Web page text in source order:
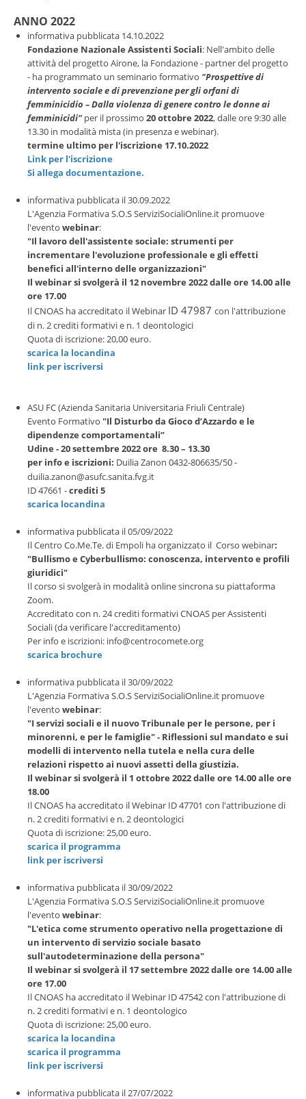
ANNO 2022
informativa pubblicata 14.10.2022
Fondazione Nazionale Assistenti Sociali: Nell'ambito delle
attività del progetto Airone, la Fondazione - partner del progetto
- ha programmato un seminario formativo "Prospettive di
intervento sociale e di prevenzione per gli orfani di
femminicidio – Dalla violenza di genere contro le donne ai
femminicidi" per il prossimo 20 ottobre 2022, dalle ore 9:30 alle
13.30 in modalità mista (in presenza e webinar).
termine ultimo per l'iscrizione 17.10.2022
Link per l'iscrizione
Si allega documentazione.
informativa pubblicata il 30.09.2022
L'Agenzia Formativa S.O.S ServiziSocialiOnline.it promuove
l'evento webinar:
"Il lavoro dell'assistente sociale: strumenti per
incrementare l'evoluzione professionale e gli effetti
benefici all'interno delle organizzazioni"
Il webinar si svolgerà il 12 novembre 2022 dalle ore 14.00 alle
ore 17.00
Il CNOAS ha accreditato il Webinar ID 47987 con l'attribuzione
di n. 2 crediti formativi e n. 1 deontologici
Quota di iscrizione: 20,00 euro.
scarica la locandina
link per iscriversi
ASU FC (Azienda Sanitaria Universitaria Friuli Centrale)
Evento Formativo "Il Disturbo da Gioco d’Azzardo e le
dipendenze comportamentali”
Udine - 20 settembre 2022 ore 8.30 – 13.30
per info e iscrizioni: Duilia Zanon 0432-806635/50 -
duilia.zanon@asufc.sanita.fvg.it
ID 47661 -crediti 5
scarica locandina
informativa pubblicata il 05/09/2022
Il Centro Co.Me.Te. di Empoli ha organizzato il Corso webinar:
"Bullismo e Cyberbullismo: conoscenza, intervento e profili
giuridici"
Il corso si svolgerà in modalità online sincrona su piattaforma
Zoom.
Accreditato con n. 24 crediti formativi CNOAS per Assistenti
Sociali (da verificare l'accreditamento)
Per info e iscrizioni: info@centrocomete.org
scarica brochure
informativa pubblicata il 30/09/2022
L'Agenzia Formativa S.O.S ServiziSocialiOnline.it promuove
l'evento webinar:
"I servizi sociali e il nuovo Tribunale per le persone, per i
minorenni, e per le famiglie" - Riflessioni sul mandato e sui
modelli di intervento nella tutela e nella cura delle
relazioni rispetto ai nuovi assetti della giustizia.
Il webinar si svolgerà il 1 ottobre 2022 dalle ore 14.00 alle ore
18.00
Il CNOAS ha accreditato il Webinar ID 47701 con l'attribuzione di
n. 2 crediti formativi e n. 2 deontologici
Quota di iscrizione: 25,00 euro.
scarica il programma
link per iscriversi
informativa pubblicata il 30/09/2022
L'Agenzia Formativa S.O.S ServiziSocialiOnline.it promuove
l'evento webinar:
"L'etica come strumento operativo nella progettazione di
un intervento di servizio sociale basato
sull'autodeterminazione della persona"
Il webinar si svolgerà il 17 settembre 2022 dalle ore 14.00 alle
ore 17.00
Il CNOAS ha accreditato il Webinar ID 47542 con l'attribuzione di
n. 2 crediti formativi e n. 1 deontologico
Quota di iscrizione: 25,00 euro.
scarica la locandina
scarica il programma
link per iscriversi
informativa pubblicata il 27/07/2022